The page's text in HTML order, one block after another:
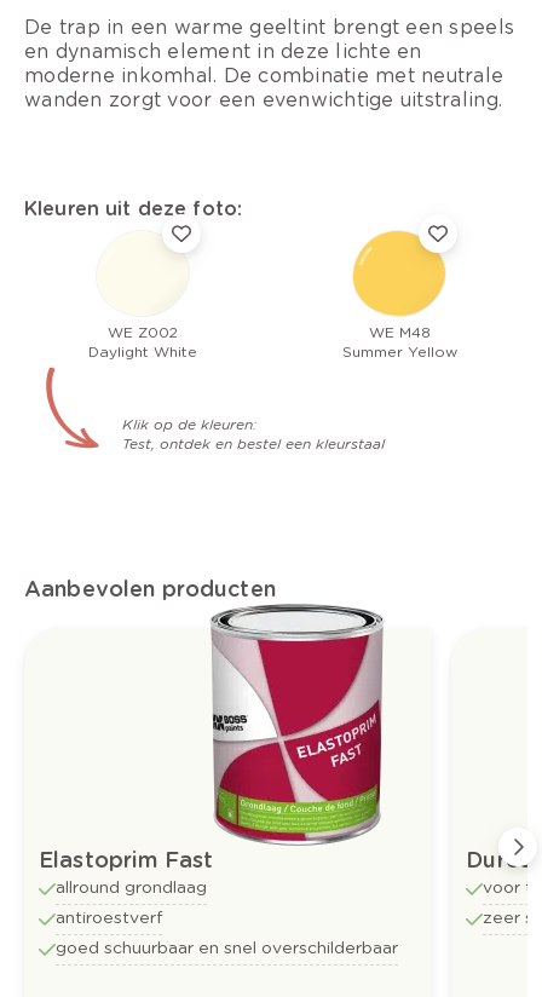
De trap in een warme geeltint brengt een speels
en dynamisch element in deze lichte en
moderne inkomhal. De combinatie met neutrale
wanden zorgt voor een evenwichtige uitstraling.
Kleuren uit deze foto:
WE Z002
Daylight White
WE M48
Summer Yellow
Klik op de kleuren:
Test, ontdek en bestel een kleurstaal
Aanbevolen producten
Elastoprim Fast
allround grondlaag
antiroestverf
goed schuurbaar en snel overschilderbaar
voor
zeer